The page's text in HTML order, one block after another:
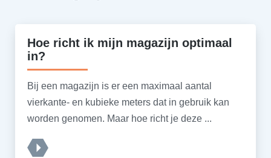
Hoe richt ik mijn magazijn optimaal
in?
Bij een magazijn is er een maximaal aantal
vierkante- en kubieke meters dat in gebruik kan
worden genomen. Maar hoe richt je deze ...